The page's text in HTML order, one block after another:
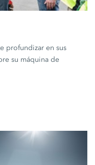
profundizar en sus
su máquina de